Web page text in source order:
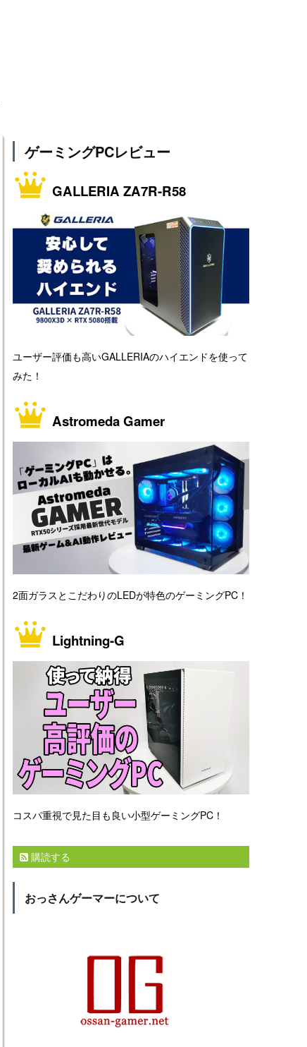
ゲーミングPCレビュー
GALLERIA ZA7R-R58
ユーザー評価も高いGALLERIAのハイエンドを使って
みた！
Astromeda Gamer
2面ガラスとこだわりのLEDが特色のゲーミングPC！
Lightning-G
コスパ重視で見た目も良い小型ゲーミングPC！
購読する
おっさんゲーマーについて